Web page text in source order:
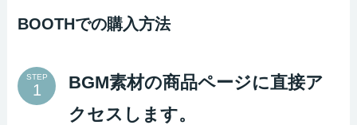
BOOTHでの購入方法
STEP
BGM素材の商品ページに直接ア
クセスします。